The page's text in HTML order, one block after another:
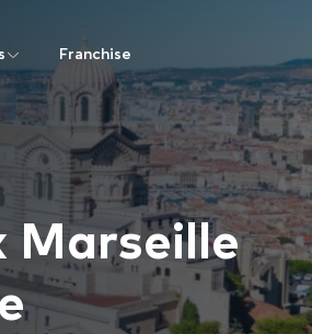
Franchise
Marseille